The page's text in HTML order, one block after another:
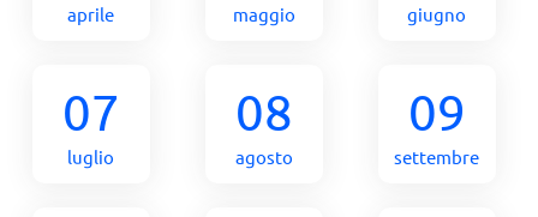
aprile maggio giugno
07
luglio
08
agosto
09
settembre